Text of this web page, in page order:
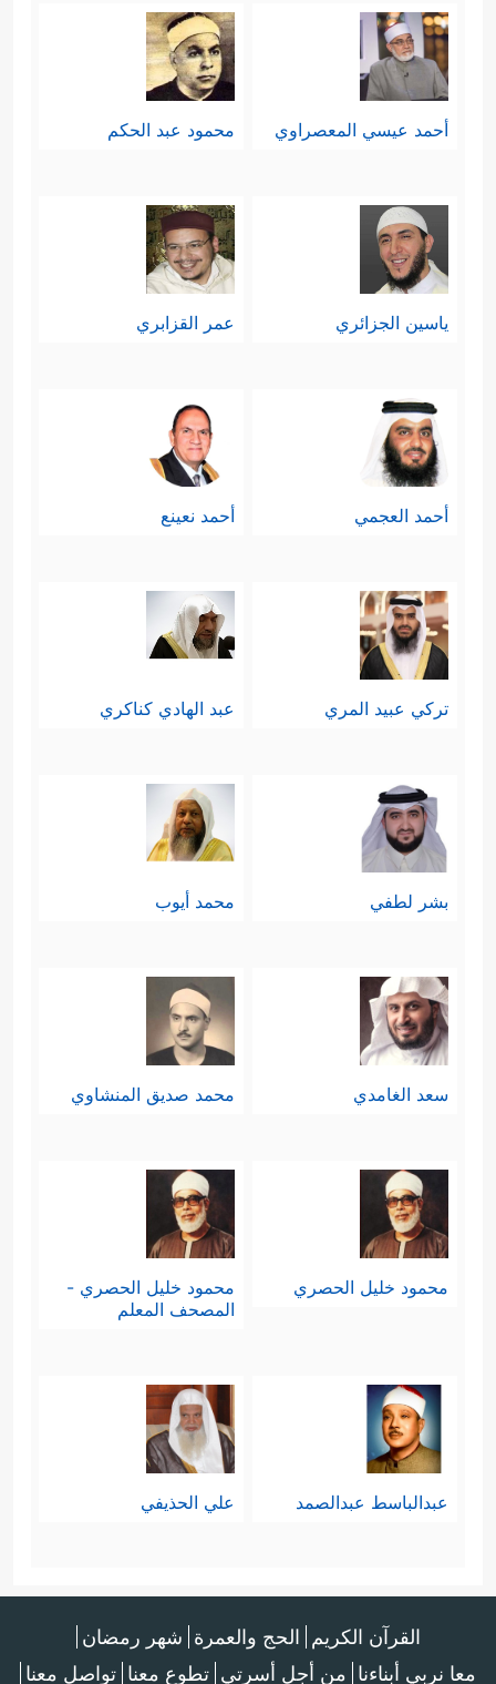
أحمد عيسي المعصراوي محمود عبد الحكم
ياسين الجزائري عمر القزابري
أحمد العجمي أحمد نعينع
تركي عبيد المري عبد الهادي كناكري
بشر لطفي محمد أيوب
سعد الغامدي محمد صديق المنشاوي
محمود خليل الحصري
محمود خليل الحصري -
المصحف المعلم
عبدالباسط عبدالصمد علي الحذيفي
القرآن الكريم الحج والعمرة شهر رمضان
معا نربي أبناءنا من أجل أسرتي تطوع معنا تواصل معنا